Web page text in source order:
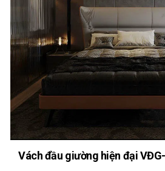
Vách đầu giường hiện đại